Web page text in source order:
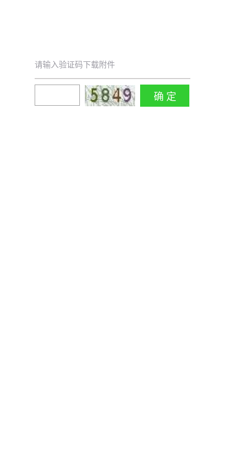
请输入验证码下载附件